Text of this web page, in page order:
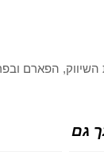
השיווק, הפארם
גם